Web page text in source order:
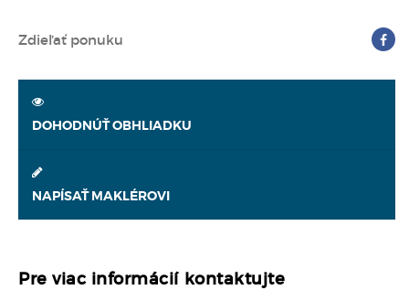
Zdieľať ponuku
DOHODNÚŤ OBHLIADKU
NAPÍSAŤ MAKLÉROVI
Pre viac informácií kontaktujte